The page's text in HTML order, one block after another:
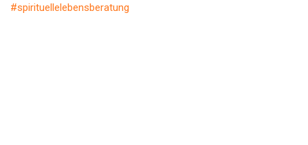
#spirituellelebensberatung